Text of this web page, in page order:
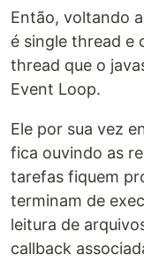
Então, voltando
é single thread e
thread que o
Event Loop.
Ele por sua vez
fica ouvindo as
tarefas fiquem
terminam de
leitura de
callback